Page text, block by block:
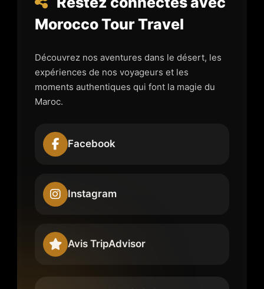
Morocco Tour Travel
Découvrez nos aventures dans le désert, les
expériences de nos voyageurs et les
moments authentiques qui font la magie du
Maroc.
Facebook
Instagram
Avis TripAdvisor